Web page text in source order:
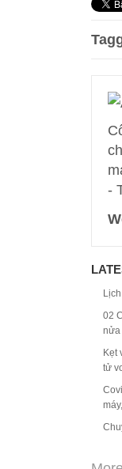
-
02
nửa
Kẹt
tử